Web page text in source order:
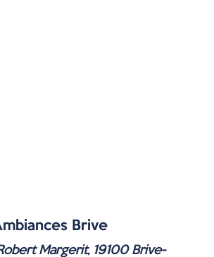
Brive
Margerit, 19100 Brive-